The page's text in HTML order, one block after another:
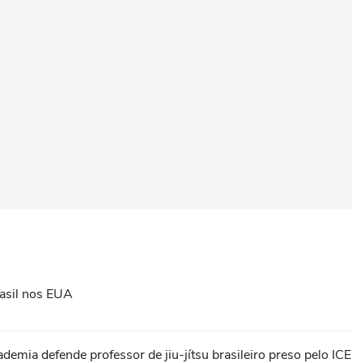
nos EUA
defende professor de jiu-jítsu brasileiro preso pelo ICE